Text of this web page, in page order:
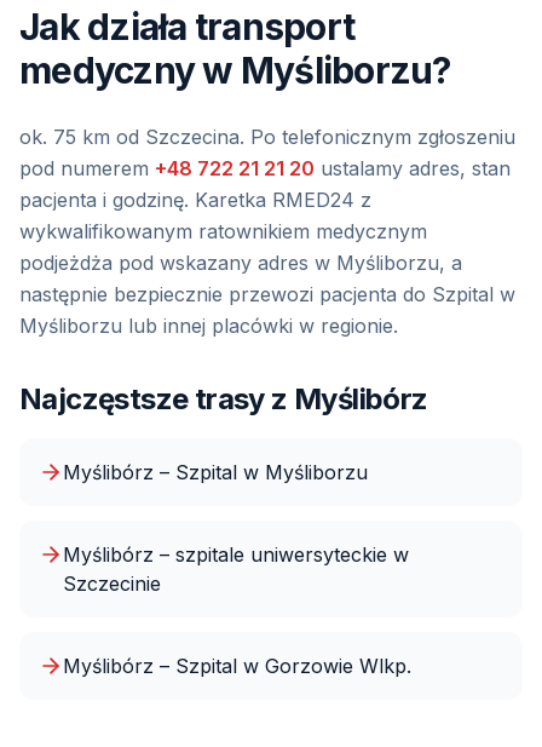
Jak działa transport
medycznyw Myśliborzu?
ok. 75 km od Szczecina. Po telefonicznym zgłoszeniu
pod numerem +48 722 21 21 20 ustalamy adres, stan
pacjenta i godzinę. Karetka RMED24 z
wykwalifikowanym ratownikiem medycznym
podjeżdża pod wskazany adres w Myśliborzu, a
następnie bezpiecznie przewozi pacjenta do Szpital w
Myśliborzu lub innej placówki w regionie.
Najczęstsze trasy z Myślibórz
Myślibórz – Szpital w Myśliborzu
Myślibórz – szpitale uniwersyteckie w
Szczecinie
Myślibórz – Szpital w Gorzowie Wlkp.